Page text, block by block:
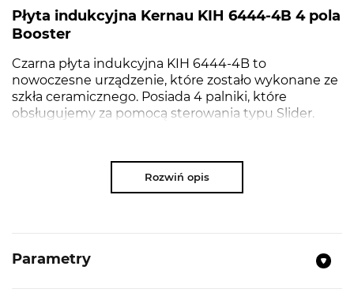
Płyta indukcyjna Kernau KIH 6444-4B 4 pola
Booster
Czarna płyta indukcyjna KIH 6444-4B to
nowoczesne urządzenie, które zostało wykonane ze
szkła ceramicznego. Posiada 4 palniki, które
obsługujemy za pomocą sterowania typu Slider.
Keep Warm czy Auto-Stop ułatwiają i poprawiają
NAJWAŻNIEJSZE PARAMETRY
Rozwiń opis
Parametry